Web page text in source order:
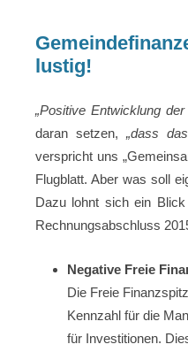
lustig!
„Positive Entwicklung der
daran setzen, „dass
verspricht uns
Flugblatt. Aber was soll
Dazu lohnt sich ein
Rechnungsabschluss
Negative Freie
Die Freie
Kennzahl für die
für Investitionen.